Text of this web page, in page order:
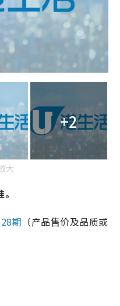
+2
大
期 （产品售价及品质或